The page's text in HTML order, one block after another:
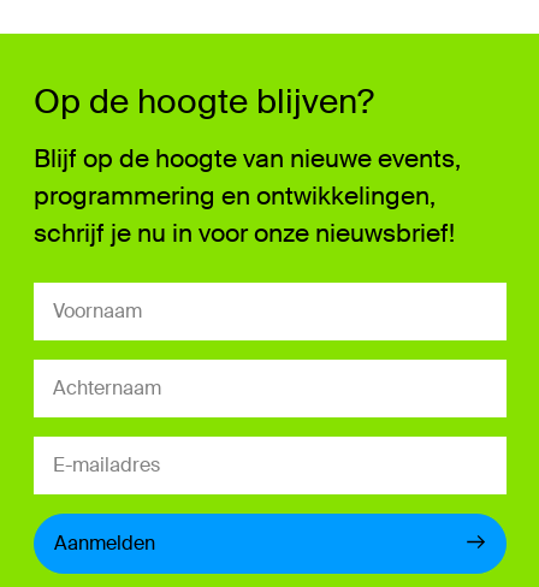
Op de hoogte blijven?
Blijf op de hoogte van nieuwe events,
programmering en ontwikkelingen,
schrijf je nu in voor onze nieuwsbrief!
Aanmelden